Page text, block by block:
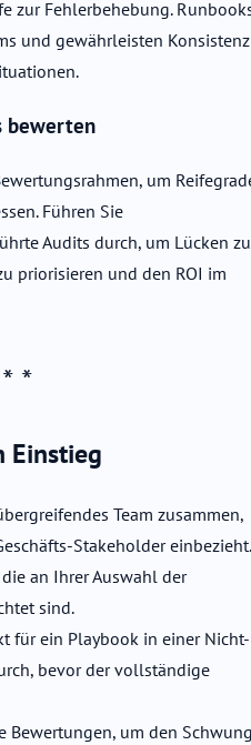
zur Fehlerbehebung.
und gewährleisten Konsistenz
bewerten
um
Führen Sie
Audits durch, um Lücken zu
priorisieren und den ROI im
Einstieg
Team zusammen,
Stakeholder einbezieht.
an Ihrer Auswahl der
sind.
für ein Playbook in einer Nicht-
bevor der vollständige
Bewertungen, um den